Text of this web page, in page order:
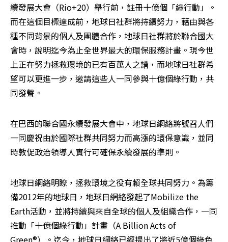
續發展大會（Rio+20）舉行前，註冊十億個「綠行動」。
而在這個目標達成前，地球日社群將持續努力，藉由與各
種不同背景的個人及團體合作，地球日社群將於聯合國大
會時，說明迄今為止全世界最大的環保服務計畫。現今世
上正在努力拯救環境的已有百萬人之譜，而地球日社群希
望可以更進一步，邀請這些人一同參與十億個綠行動，共
同發聲。
在巴西的聯合國永續發展大會中，地球日網絡將號召人們
一同慶祝由於國際社群共同努力而高漲的環保意識，並同
時敦促政治領導人實行可確保永續發展的準則。
地球日網絡明瞭，拯救環境之役有賴全球共同努力。為籌
備2012年的地球日，地球日網絡發起了Mobilize the
Earth活動，並將持續與來自全球的個人及組織合作，一同
推動「十億個綠行動」計畫（A Billion Acts of
Green®）。迄今，地球日網絡已經提出了將近5億個綠色